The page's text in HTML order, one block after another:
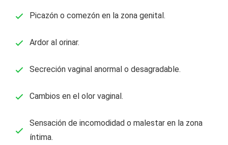
Picazón o comezón en la zona genital.
Ardor al orinar.
Secreción vaginal anormal o desagradable.
Cambios en el olor vaginal.
Sensación de incomodidad o malestar en la zona
íntima.